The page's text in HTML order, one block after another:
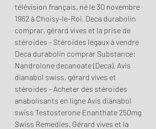
télévision français, né le 30 novembre
1962 à Choisy-le-Roi. Deca durabolin
comprar, gérard vives et la prise de
stéroïdes - Stéroïdes légaux à vendre
Deca durabolin comprar Substance:
Nandrolone decanoate (Deca). Avis
dianabol swiss, gérard vives et
stéroïdes - Acheter des stéroïdes
anabolisants en ligne Avis dianabol
swiss Testosterone Enanthate 250mg
Swiss Remedies. Gérard vives et la